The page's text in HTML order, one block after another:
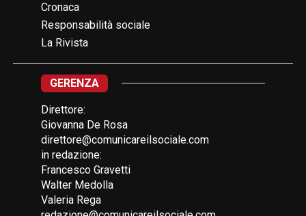
Cronaca
Responsabilità sociale
La Rivista
GERENZA
Direttore:
Giovanna De Rosa
direttore@comunicareilsociale.com
in redazione:
Francesco Gravetti
Walter Medolla
Valeria Rega